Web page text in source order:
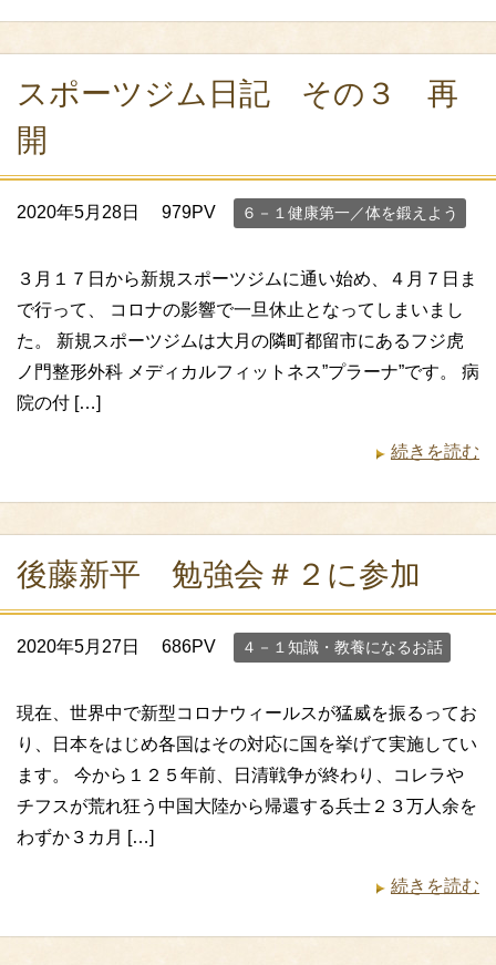
スポーツジム日記 その３ 再
開
2020年5月28日 979PV ６－１健康第一／体を鍛えよう
３月１７日から新規スポーツジムに通い始め、４月７日ま
で行って、 コロナの影響で一旦休止となってしまいまし
た。 新規スポーツジムは大月の隣町都留市にあるフジ虎
ノ門整形外科 メディカルフィットネス”プラーナ”です。 病
院の付 […]
続きを読む
後藤新平 勉強会＃２に参加
2020年5月27日 686PV ４－１知識・教養になるお話
現在、世界中で新型コロナウィールスが猛威を振るってお
り、日本をはじめ各国はその対応に国を挙げて実施してい
ます。 今から１２５年前、日清戦争が終わり、コレラや
チフスが荒れ狂う中国大陸から帰還する兵士２３万人余を
わずか３カ月 […]
続きを読む